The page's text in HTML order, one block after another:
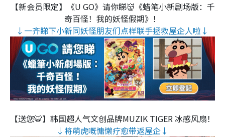
【新会员限定】《U GO》请你睇👹《蜡笔小新剧场版：千
奇百怪！我的妖怪假期》！
↓一齐睇下小新同妖怪朋友们点样联手拯救屋企人啦↓
【送您🐯】韩国超人气文创品牌MUZIK TIGER 冰感风扇！
↓将萌虎嘅慵懒疗愈带返屋企↓